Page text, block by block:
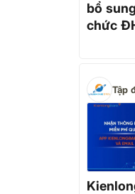
bổ
chức
Tập